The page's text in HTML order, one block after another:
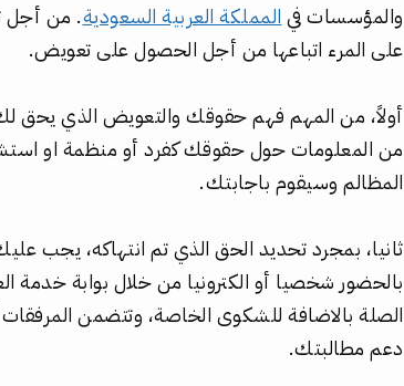
والمؤسسات في المملكة العربية السعودية. من أجل
على المرء اتباعها من أجل الحصول على تعويض.
أولاً، من المهم فهم حقوقك والتعويض الذي يحق
من المعلومات حول حقوقك كفرد أو منظمة او
المظالم وسيقوم باجابتك.
ثانيا، بمجرد تحديد الحق الذي تم انتهاكه، يجب
بالحضور شخصيا أو الكترونيا من خلال بوابة
الصلة بالاضافة للشكوى الخاصة، وتتضمن المرفقات
دعم مطالبتك.